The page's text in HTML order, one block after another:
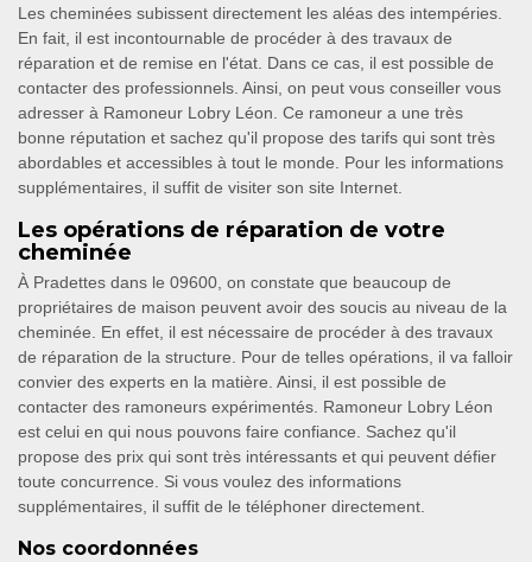
Les cheminées subissent directement les aléas des intempéries.
En fait, il est incontournable de procéder à des travaux de
réparation et de remise en l'état. Dans ce cas, il est possible de
contacter des professionnels. Ainsi, on peut vous conseiller vous
adresser à Ramoneur Lobry Léon. Ce ramoneur a une très
bonne réputation et sachez qu'il propose des tarifs qui sont très
abordables et accessibles à tout le monde. Pour les informations
supplémentaires, il suffit de visiter son site Internet.
Les opérations de réparation de votre
cheminée
À Pradettes dans le 09600, on constate que beaucoup de
propriétaires de maison peuvent avoir des soucis au niveau de la
cheminée. En effet, il est nécessaire de procéder à des travaux
de réparation de la structure. Pour de telles opérations, il va falloir
convier des experts en la matière. Ainsi, il est possible de
contacter des ramoneurs expérimentés. Ramoneur Lobry Léon
est celui en qui nous pouvons faire confiance. Sachez qu'il
propose des prix qui sont très intéressants et qui peuvent défier
toute concurrence. Si vous voulez des informations
supplémentaires, il suffit de le téléphoner directement.
Nos coordonnées